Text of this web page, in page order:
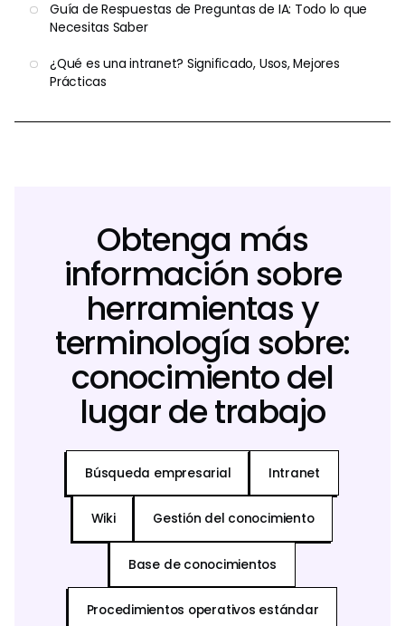
Guía de Respuestas de Preguntas de IA: Todo lo que
Necesitas Saber
¿Qué es una intranet? Significado, Usos, Mejores
Prácticas
Obtenga más
información sobre
herramientas y
terminología sobre:
conocimiento del
lugar de trabajo
Búsqueda empresarial Intranet
Wiki Gestión del conocimiento
Base de conocimientos
Procedimientos operativos estándar